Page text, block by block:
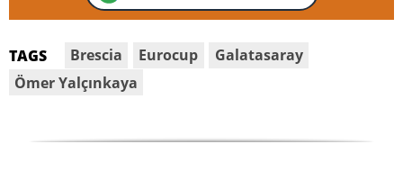
TAGS Brescia Eurocup
Galatasaray
Ömer Yalçınkaya